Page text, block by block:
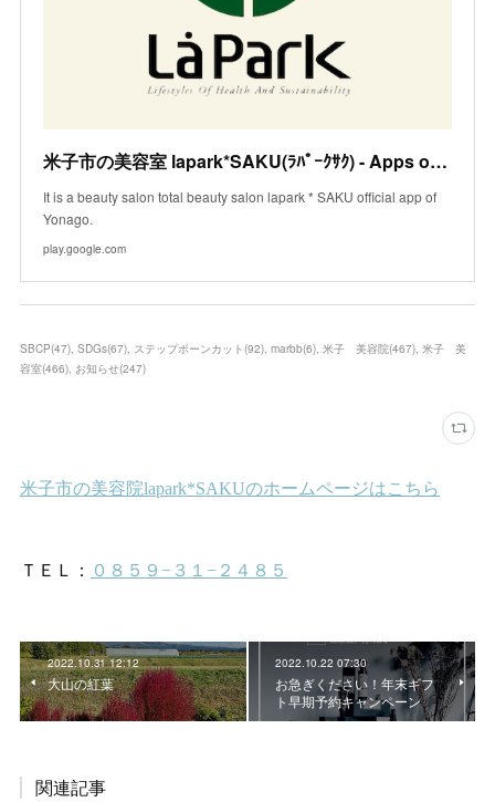
米子市の美容室 lapark*SAKU(ﾗﾊﾟｰｸｻｸ) - Apps on Google Play
It is a beauty salon total beauty salon lapark * SAKU official app of
Yonago.
play.google.com
SBCP(47) SDGs(67) ステップボーンカット(92) marbb(6) 米子 美容院(467) 米子 美
容室(466) お知らせ(247)
2022.10.31 12:12
大山の紅葉
2022.10.22 07:30
お急ぎください！年末ギフ
ト早期予約キャンペーン
関連記事